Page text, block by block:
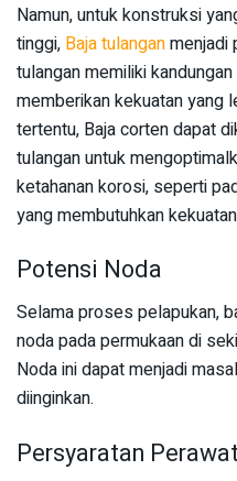
Namun, untuk konstruksi
tinggi, Baja tulanganmenjadi
tulangan memiliki
memberikan kekuatan yang
tertentu, Baja corten dapat
tulangan untuk
ketahanan korosi, seperti
yang membutuhkan
Potensi Noda
Selama proses pelapukan,
noda pada permukaan di
Noda ini dapat menjadi
diinginkan.
Persyaratan